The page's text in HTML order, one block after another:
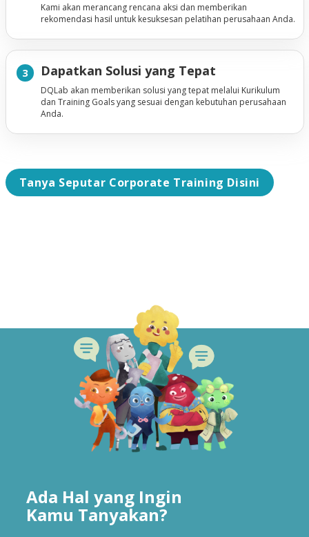
Kami akan merancang rencana aksi dan memberikan
rekomendasi hasil untuk kesuksesan pelatihan perusahaan Anda.
3 Dapatkan Solusi yang Tepat
DQLab akan memberikan solusi yang tepat melalui Kurikulum
dan Training Goals yang sesuai dengan kebutuhan perusahaan
Anda.
Tanya Seputar Corporate Training Disini
Ada Hal yang Ingin
Kamu Tanyakan?